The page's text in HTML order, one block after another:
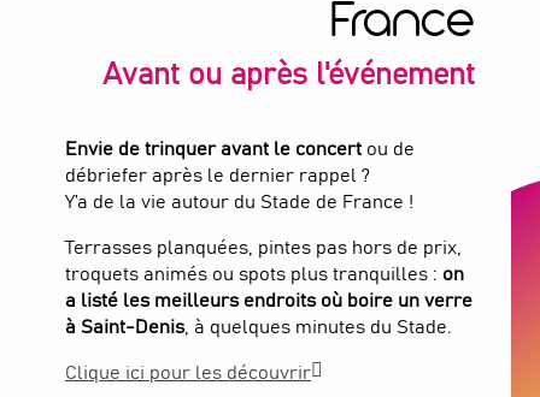
France
Avant ou après l'événement
Envie de trinquer avant le concert ou de
débriefer après le dernier rappel ?
Y’a de la vie autour du Stade de France !
Terrasses planquées, pintes pas hors de prix,
troquets animés ou spots plus tranquilles : on
a listé les meilleurs endroits où boire un verre
à Saint-Denis, à quelques minutes du Stade.
Clique ici pour les découvrir